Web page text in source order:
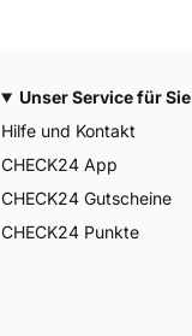
Unser Service für Sie
Hilfe und Kontakt
CHECK24 App
CHECK24 Gutscheine
CHECK24 Punkte